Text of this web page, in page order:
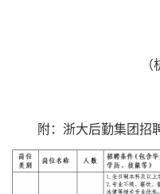
浙江
附：浙大后勤集团招